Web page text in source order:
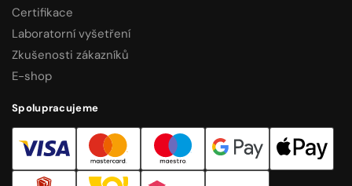
Certifikace
Laboratorní vyšetření
Zkušenosti zákazníků
E-shop
Spolupracujeme